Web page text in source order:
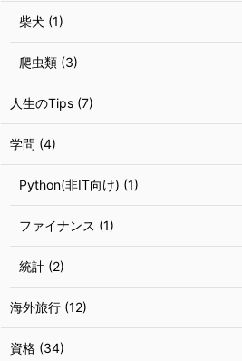
柴犬 (1)
爬虫類 (3)
人生のTips (7)
学問 (4)
Python(非IT向け) (1)
ファイナンス (1)
統計 (2)
海外旅行 (12)
資格 (34)